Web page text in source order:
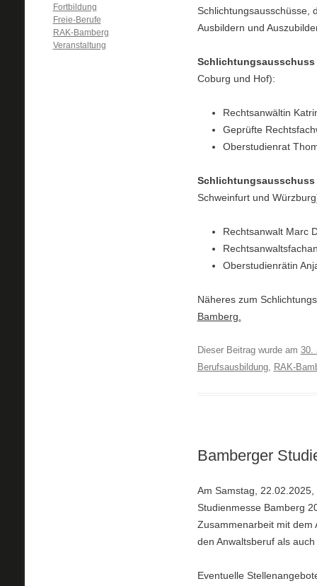
Schlichtungsausschüsse,
Ausbildern und
Schlichtungsausschuss
Coburg und Hof):
Rechtsanwältin
Geprüfte
Oberstudienrat
Schweinfurt und
Rechtsanwalt Marc
Oberstudienrätin
Näheres zum
Bamberg.
Dieser Beitrag wurde am 30.
Berufsausbildung, RAK-
Bamberger
Am Samstag,
Studienmesse Bamberg
Zusammenarbeit mit dem
den Anwaltsberuf als
Eventuelle
Fortbildung
Freie-Berufe
RAK-Bamberg
Veranstaltung